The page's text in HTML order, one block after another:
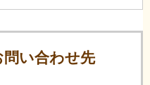
い合わせ先